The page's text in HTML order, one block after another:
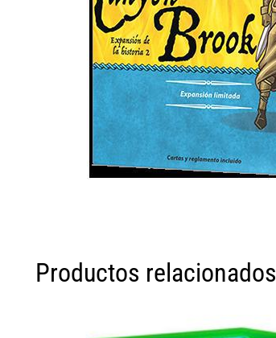
Productos relacionados